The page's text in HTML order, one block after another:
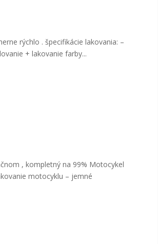
rýchlo . špecifikácie lakovania: –
+ lakovanie farby...
, kompletný na 99% Motocykel
motocyklu – jemné